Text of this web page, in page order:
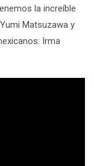
la increíble
Matsuzawa y
Irma